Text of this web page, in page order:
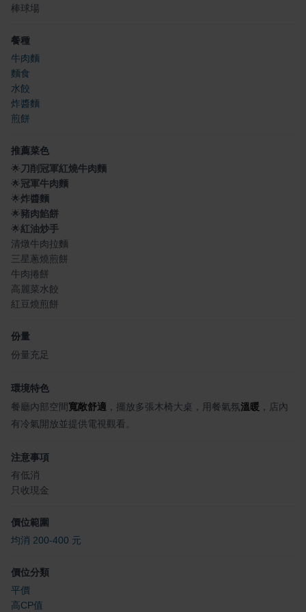
棒球場
餐種
牛肉麵
麵食
水餃
炸醬麵
煎餅
推薦菜色
🌟刀削冠軍紅燒牛肉麵
🌟冠軍牛肉麵
🌟炸醬麵
🌟豬肉餡餅
🌟紅油炒手
清燉牛肉拉麵
三星蔥燒煎餅
牛肉捲餅
高麗菜水餃
紅豆燒煎餅
份量
份量充足
環境特色
餐廳內部空間寬敞舒適 ，擺放多張木椅大桌，用餐氣氛溫暖 ，店內
有冷氣開放並提供電視觀看。
注意事項
有低消
只收現金
價位範圍
均消 200-400 元
價位分類
平價
高CP值